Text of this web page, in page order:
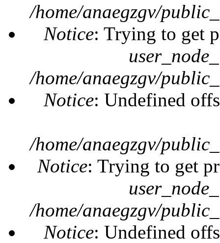
/home/anaegzgv/
Notice: Trying to get
/home/anaegzgv/
Notice: Undefined
/home/anaegzgv/
Notice: Trying to get
/home/anaegzgv/
Notice: Undefined